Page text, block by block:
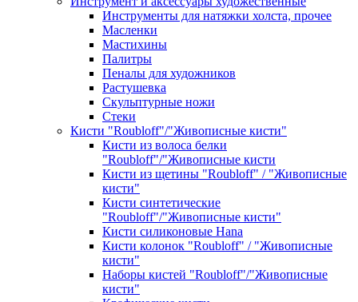
Инструменты для натяжки холста, прочее
Масленки
Мастихины
Палитры
Пеналы для художников
Растушевка
Скульптурные ножи
Стеки
Кисти "Roubloff"/"Живописные кисти"
Кисти из волоса белки
"Roubloff"/"Живописные кисти
Кисти из щетины "Roubloff" / "Живописные
кисти"
Кисти синтетические
"Roubloff"/"Живописные кисти"
Кисти силиконовые Hana
Кисти колонок "Roubloff" / "Живописные
кисти"
Наборы кистей "Roubloff"/"Живописные
кисти"